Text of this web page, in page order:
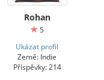
Rohan
5
Ukázat profil
Země: Indie
Příspěvky: 214